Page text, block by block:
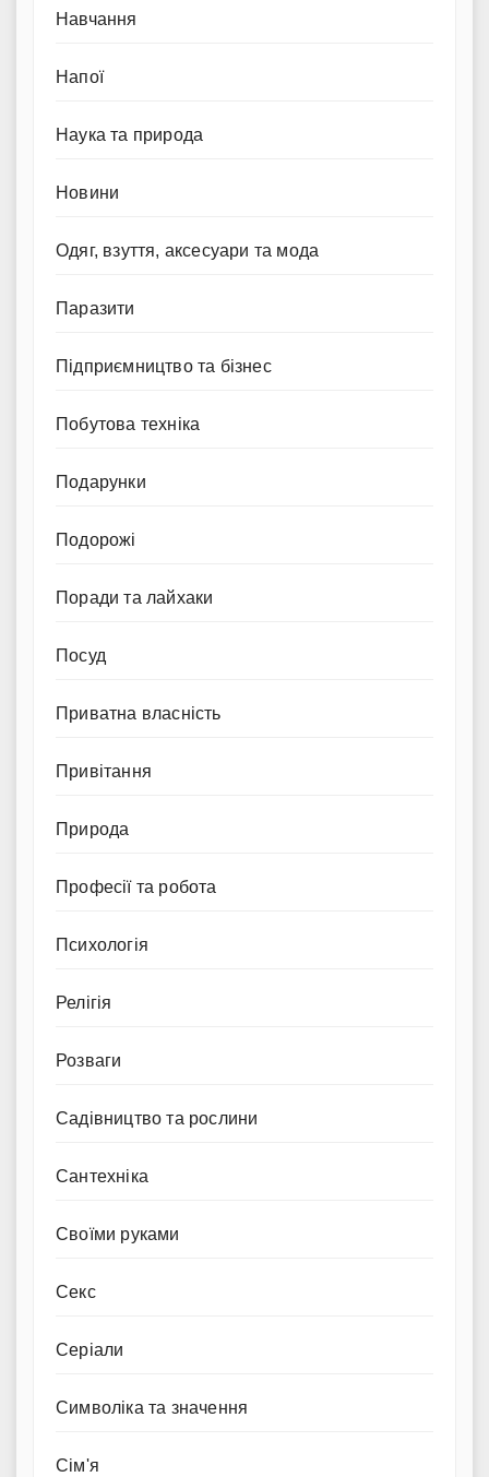
Навчання
Напої
Наука та природа
Новини
Одяг, взуття, аксесуари та мода
Паразити
Підприємництво та бізнес
Побутова техніка
Подарунки
Подорожі
Поради та лайхаки
Посуд
Приватна власність
Привітання
Природа
Професії та робота
Психологія
Релігія
Розваги
Садівництво та рослини
Сантехніка
Своїми руками
Секс
Серіали
Символіка та значення
Сім'я